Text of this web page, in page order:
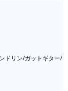
ドリン/ガットギター/